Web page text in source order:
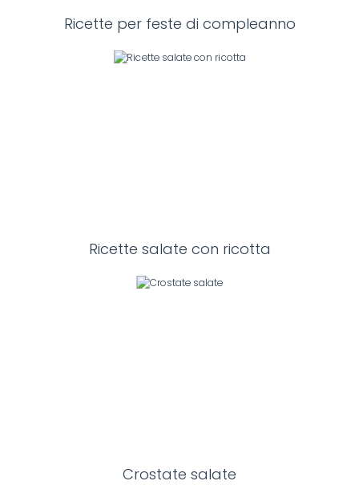
Ricette per feste di compleanno
Ricette salate con ricotta
Crostate salate